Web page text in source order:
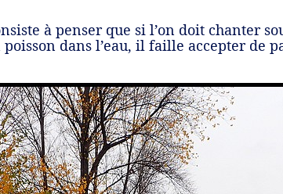
à penser que si l’on doit chanter
dans l’eau, il faille accepter de